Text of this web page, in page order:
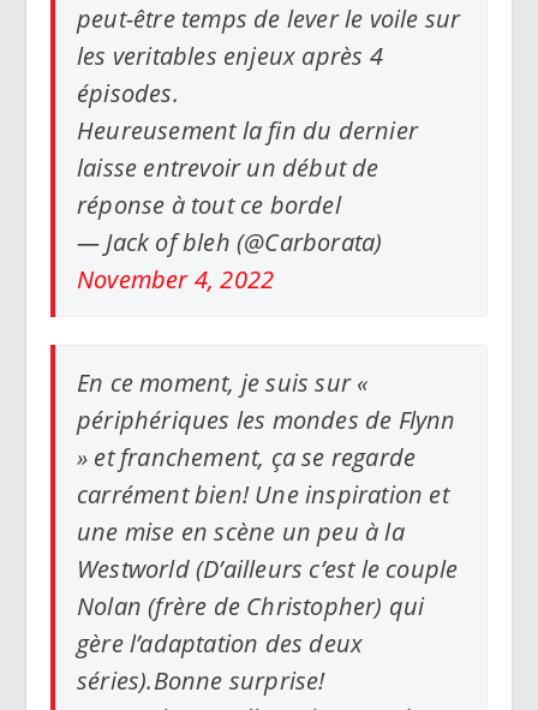
peut-être temps de lever le voile sur
les veritables enjeux après 4
épisodes.
Heureusement la fin du dernier
laisse entrevoir un début de
réponse à tout ce bordel
— Jack of bleh (@Carborata)
November 4, 2022
En ce moment, je suis sur «
périphériques les mondes de Flynn
» et franchement, ça se regarde
carrément bien! Une inspiration et
une mise en scène un peu à la
Westworld (D’ailleurs c’est le couple
Nolan (frère de Christopher) qui
gère l’adaptation des deux
séries).Bonne surprise!